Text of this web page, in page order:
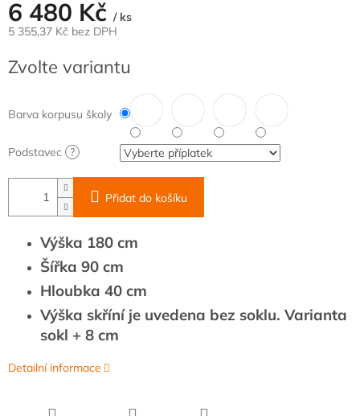
6 480 Kč / ks
5 355,37 Kč bez DPH
cena:
Zvolte variantu
Barva korpusu školy
Podstavec ?
Přidat do košíku
Výška 180 cm
Šířka 90 cm
Hloubka 40 cm
Výška skříní je uvedena bez soklu. Varianta
sokl + 8 cm
Detailní informace